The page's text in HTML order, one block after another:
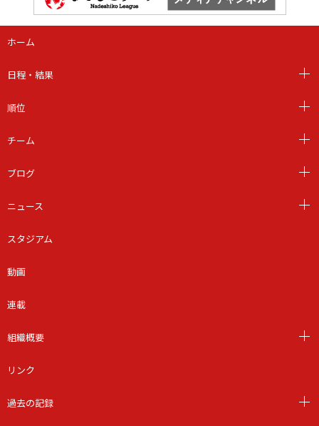
ホーム
日程・結果
順位
チーム
ブログ
ニュース
スタジアム
動画
連載
組織概要
リンク
過去の記録